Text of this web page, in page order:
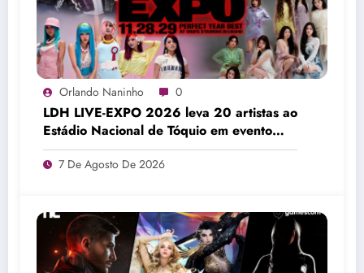
Orlando Naninho 0
LDH LIVE-EXPO 2026 leva 20 artistas ao
Estádio Nacional de Tóquio em evento
histórico
7 De Agosto De 2026